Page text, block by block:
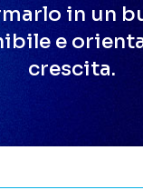
in un
e
crescita.